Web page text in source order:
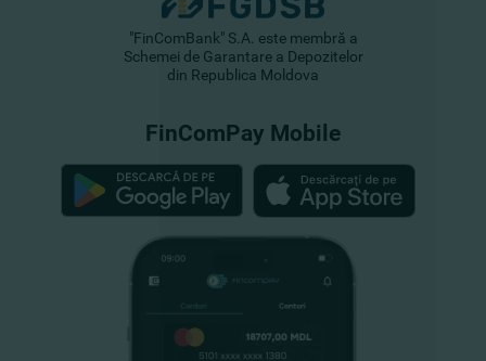
"FinComBank" S.A. este membră a
Schemei de Garantare a Depozitelor
din Republica Moldova
FinComPay Mobile